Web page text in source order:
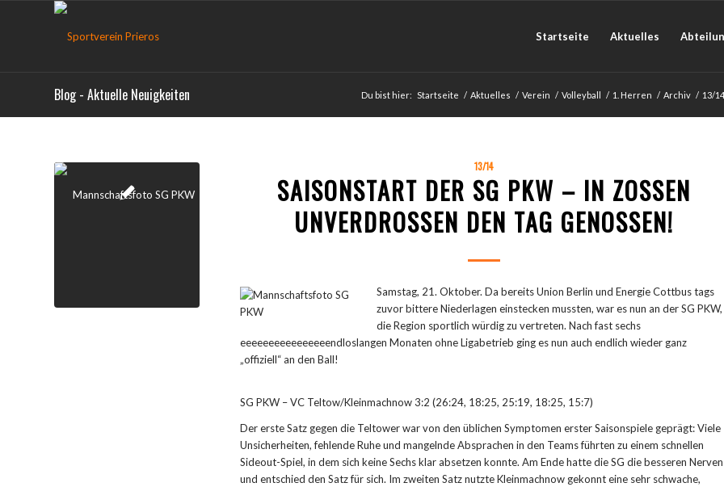
Startseite Aktuelles
Blog - Aktuelle Neuigkeiten Du bist hier: Startseite / Aktuelles / Verein / Volleyball / 1. Herren / Archiv / 13/14
13/14
SAISONSTART DER SG PKW – IN ZOSSEN
UNVERDROSSEN DEN TAG GENOSSEN!
Samstag, 21. Oktober. Da bereits Union Berlin und Energie Cottbus tags
zuvor bittere Niederlagen einstecken mussten, war es nun an der SG PKW,
die Region sportlich würdig zu vertreten. Nach fast sechs
eeeeeeeeeeeeeeeendloslangen Monaten ohne Ligabetrieb ging es nun auch endlich wieder ganz
„offiziell“ an den Ball!
SG PKW – VC Teltow/Kleinmachnow 3:2 (26:24, 18:25, 25:19, 18:25, 15:7)
Der erste Satz gegen die Teltower war von den üblichen Symptomen erster Saisonspiele geprägt: Viele
Unsicherheiten, fehlende Ruhe und mangelnde Absprachen in den Teams führten zu einem schnellen
Sideout-Spiel, in dem sich keine Sechs klar absetzen konnte. Am Ende hatte die SG die besseren Nerven
und entschied den Satz für sich. Im zweiten Satz nutzte Kleinmachnow gekonnt eine sehr schwache,